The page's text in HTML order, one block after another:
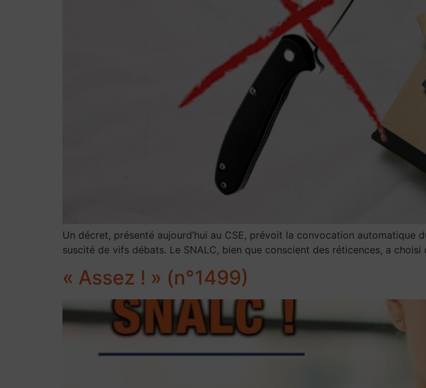
Un décret, présenté aujourd’hui au CSE, prévoit la convocation
suscité de vifs débats. Le SNALC, bien que conscient des réticences, a
« Assez ! » (n°1499)